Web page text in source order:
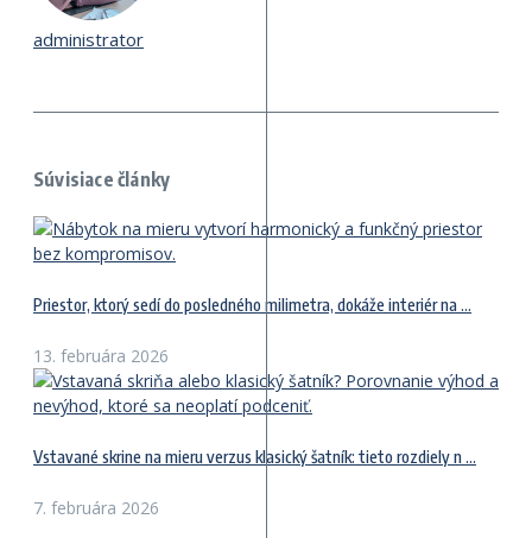
administrator
Súvisiace články
Priestor, ktorý sedí do posledného milimetra, dokáže interiér na ...
13. februára 2026
Vstavané skrine na mieru verzus klasický šatník: tieto rozdiely n ...
7. februára 2026